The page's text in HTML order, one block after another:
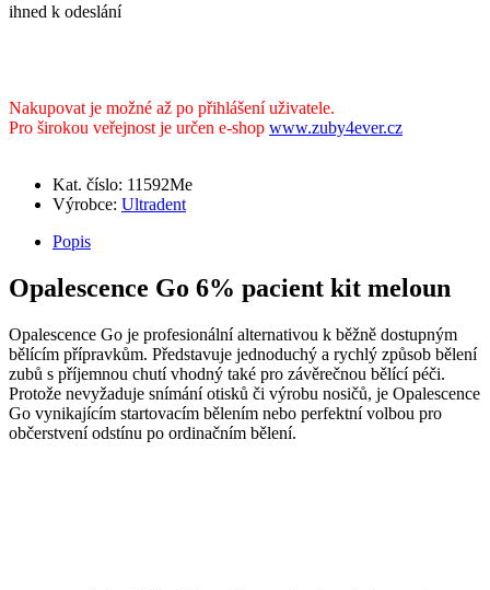
ihned k odeslání
Nakupovat je možné až po přihlášení uživatele.
Pro širokou veřejnost je určen e-shop www.zuby4ever.cz
Kat. číslo: 11592Me
Výrobce: Ultradent
Popis
Opalescence Go 6% pacient kit meloun
Opalescence Go je profesionální alternativou k běžně dostupným
bělícím přípravkům. Představuje jednoduchý a rychlý způsob bělení
zubů s příjemnou chutí vhodný také pro závěrečnou bělící péči.
Protože nevyžaduje snímání otisků či výrobu nosičů, je Opalescence
Go vynikajícím startovacím bělením nebo perfektní volbou pro
občerstvení odstínu po ordinačním bělení.